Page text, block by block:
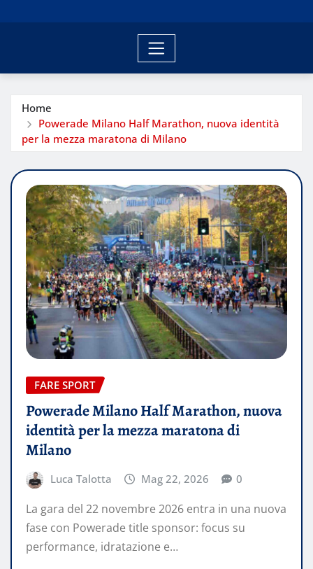
Home
Powerade Milano Half Marathon, nuova identità
per la mezza maratona di Milano
FARE SPORT
Powerade Milano Half Marathon, nuova
identità per la mezza maratona di
Milano
Luca Talotta Mag 22, 2026 0
La gara del 22 novembre 2026 entra in una nuova
fase con Powerade title sponsor: focus su
performance, idratazione e…